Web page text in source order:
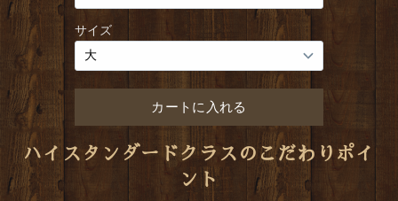
ハイスタンダードクラスのこだわりポイ
ント